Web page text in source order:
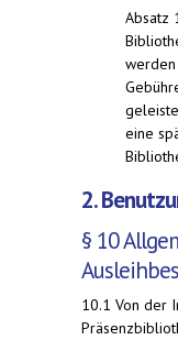
Absatz
werden
eine
2.
§ 10
10.1 Von der